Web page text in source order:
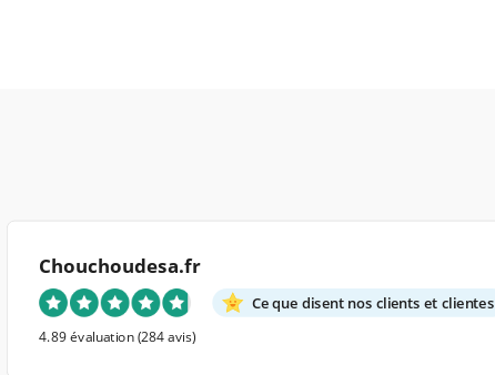
Chouchoudesa.fr
Ce que disent nos clients et clientes
4.89 évaluation(284 avis)